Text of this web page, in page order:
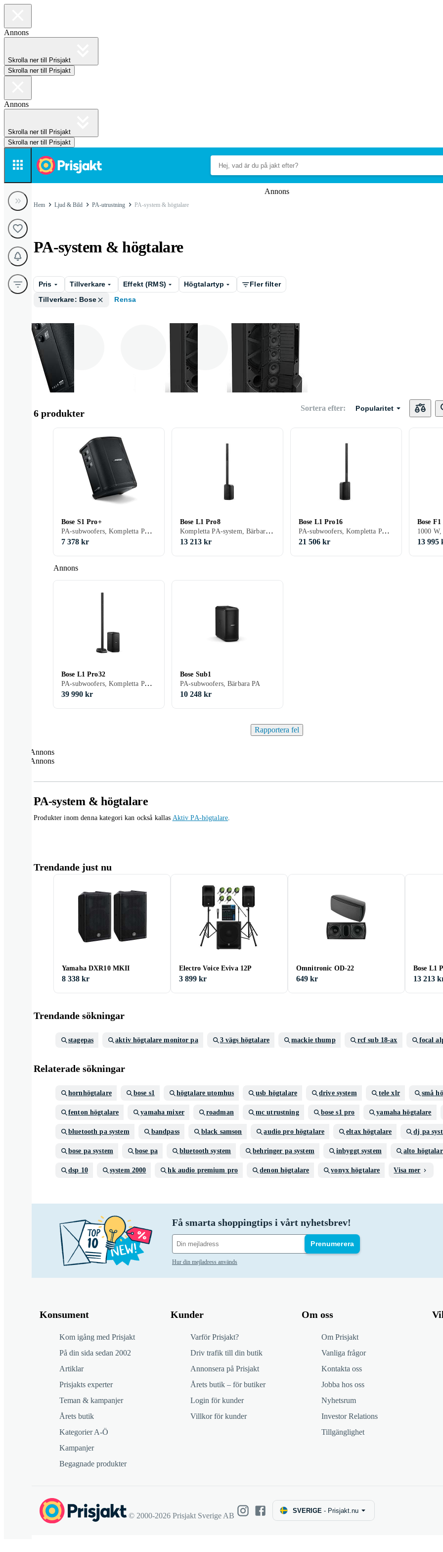
Annons
Skrolla ner till Prisjakt
Skrolla ner till Prisjakt
Annons
Skrolla ner till Prisjakt
Skrolla ner till Prisjakt
Annons
Hem Ljud & Bild PA-utrustning PA-system & högtalare
PA-system & högtalare
Pris Tillverkare Effekt (RMS) Högtalartyp
Fler filter
Tillverkare: Bose
Rensa
Kompletta PA -
system
PA - subwoofers
Aktiva PA -
högtalare
6 produkter Sortera efter: Popularitet
Annons
Bose S1 Pro+
PA-subwoofers, Kompletta PA-system, Bärbara PA
7 378 kr
Bose L1 Pro8
Kompletta PA-system, Bärbara PA
13 213 kr
Bose L1 Pro16
PA-subwoofers, Kompletta PA-system, Bärbara PA
21 506 kr
Bose
13 995
Bose L1 Pro32
PA-subwoofers, Kompletta PA-system, Bärbara PA
39 990 kr
Bose Sub1
PA-subwoofers, Bärbara PA
10 248 kr
Rapportera fel
Annons
Annons
PA-system & högtalare
Produkter inom denna kategori kan också kallas Aktiv PA-högtalare.
Trendande just nu
Yamaha DXR10 MKII
8 338 kr
Electro Voice Eviva 12P
3 899 kr
Omnitronic OD-22
649 kr
Bose L1
13 213
Trendande sökningar
stagepas aktiv högtalare monitor pa 3 vägs högtalare mackie thump rcf sub 18-ax focal
Relaterade sökningar
hornhögtalare bose s1 högtalare utomhus usb högtalare drive system tele xlr små
fenton högtalare yamaha mixer roadman mc utrustning bose s1 pro yamaha högtalare
bluetooth pa system bandpass black samson audio pro högtalare eltax högtalare dj pa
bose pa system bose pa bluetooth system behringer pa system inbyggt system alto
dsp 10 system 2000 hk audio premium pro denon högtalare vonyx högtalare Visa mer
Få smarta shoppingtips i vårt nyhetsbrev!
Prenumerera
Hur din mejladress används
Konsument
Kom igång med Prisjakt
På din sida sedan 2002
Artiklar
Prisjakts experter
Teman & kampanjer
Årets butik
Kategorier A-Ö
Kampanjer
Begagnade produkter
Kunder
Varför Prisjakt?
Driv trafik till din butik
Annonsera på Prisjakt
Årets butik – för butiker
Login för kunder
Villkor för kunder
Om oss
Om Prisjakt
Vanliga frågor
Kontakta oss
Jobba hos oss
Nyhetsrum
Investor Relations
Tillgänglighet
© 2000-2026 Prisjakt Sverige AB
SVERIGE - Prisjakt.nu